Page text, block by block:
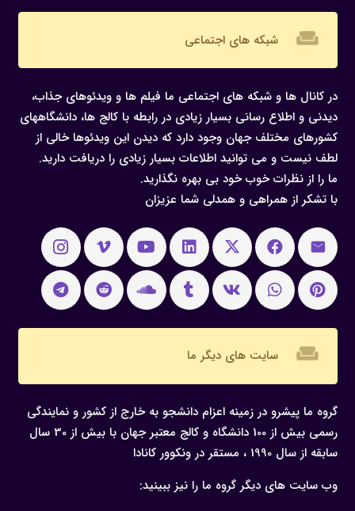
weekend شبکه های اجتماعی
در کانال ها و شبکه های اجتماعی ما فیلم ها و ویدئوهای جذاب،
دیدنی و اطلاع رسانی بسیار زیادی در رابطه با کالج ها، دانشگاههای
کشورهای مختلف جهان وجود دارد که دیدن این ویدئوها خالی از
لطف نیست و می توانید اطلاعات بسیار زیادی را دریافت دارید.
ما را از نظرات خوب خود بی بهره نگذارید.
با تشکر از همراهی و همدلی شما عزیزان
weekend سایت های دیگر ما
گروه ما پیشرو در زمینه اعزام دانشجو به خارج از کشور و نمایندگی
رسمی بیش از 100 دانشگاه و کالج معتبر جهان با بیش از 30 سال
سابقه از سال 1990 ، مستقر در ونکوور کانادا
وب سایت های دیگر گروه ما را نیز ببینید: